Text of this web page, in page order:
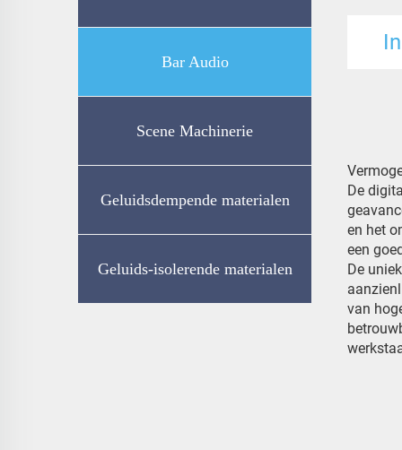
Bar Audio
Scene Machinerie
Geluidsdempende materialen
Geluids-isolerende materialen
De
en het
een
De
van